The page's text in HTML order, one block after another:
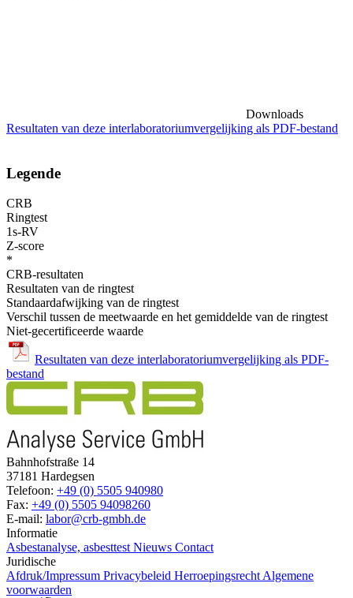
Downloads
Resultaten van deze interlaboratoriumvergelijking als PDF-bestand
Legende
CRB
Ringtest
1s-RV
Z-score
*
CRB-resultaten
Resultaten van de ringtest
Standaardafwijking van de ringtest
Verschil tussen de meetwaarde en het gemiddelde van de ringtest
Niet-gecertificeerde waarde
Resultaten van deze interlaboratoriumvergelijking als PDF-
bestand
Bahnhofstraße 14
37181 Hardegsen
Telefoon: +49 (0) 5505 940980
Fax: +49 (0) 5505 94098260
E-mail: labor@crb-gmbh.de
Informatie
Asbestanalyse, asbesttest Nieuws Contact
Juridische
Afdruk/Impressum Privacybeleid Herroepingsrecht Algemene
voorwaarden